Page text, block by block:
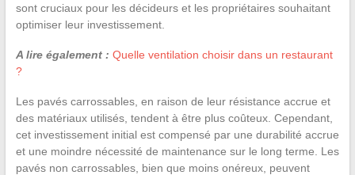
sont cruciaux pour les décideurs et les propriétaires souhaitant
optimiser leur investissement.
A lire également : Quelle ventilation choisir dans un restaurant
?
Les pavés carrossables, en raison de leur résistance accrue et
des matériaux utilisés, tendent à être plus coûteux. Cependant,
cet investissement initial est compensé par une durabilité accrue
et une moindre nécessité de maintenance sur le long terme. Les
pavés non carrossables, bien que moins onéreux, peuvent